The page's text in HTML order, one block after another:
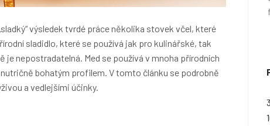
výsledek tvrdé práce několika stovek včel, které
sladidlo, které se používá jak pro kulinářské, tak
je nepostradatelná. Med se používá v mnoha přírodních
bohatým profilem. V tomto článku se podrobně
a vedlejšími účinky.
3